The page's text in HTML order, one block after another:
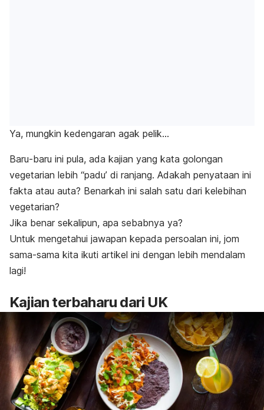
Ya, mungkin kedengaran agak pelik…
Baru-baru ini pula, ada kajian yang kata golongan
vegetarian lebih “padu’ di ranjang. Adakah penyataan ini
fakta atau auta? Benarkah ini salah satu dari kelebihan
vegetarian?
Jika benar sekalipun, apa sebabnya ya?
Untuk mengetahui jawapan kepada persoalan ini, jom
sama-sama kita ikuti artikel ini dengan lebih mendalam
lagi!
Kajian terbaharu dari UK